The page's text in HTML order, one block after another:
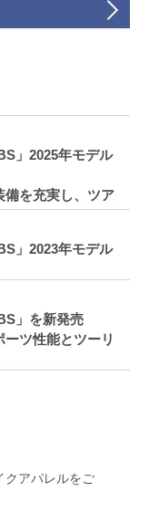
」2025年モデル
備を充実し、ツア
」2023年モデル
」を新発売
ツ性能とツーリ
クアパレルをご